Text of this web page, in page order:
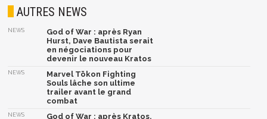
AUTRES NEWS
NEWS
God of War : après Ryan
Hurst, Dave Bautista serait
en négociations pour
devenir le nouveau Kratos
NEWS
Marvel Tōkon Fighting
Souls lâche son ultime
trailer avant le grand
combat
NEWS God of War : après Kratos,